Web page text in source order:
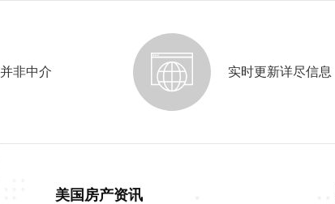
非中介 实时更新详尽信息
美国房产资讯